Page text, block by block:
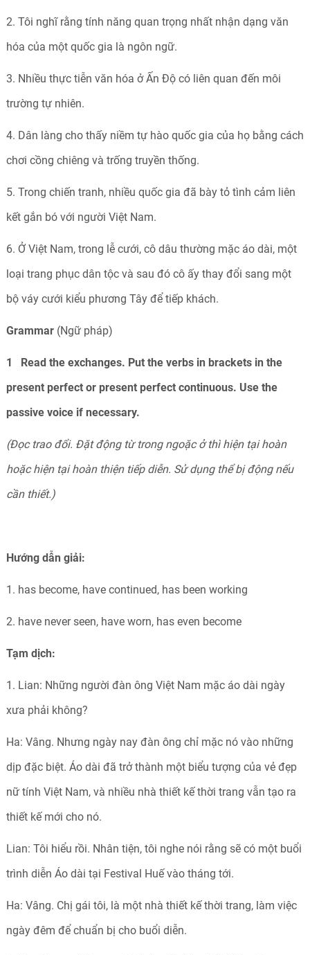
2. Tôi nghĩ rằng tính năng quan trọng nhất nhận dạng văn
hóa của một quốc gia là ngôn ngữ.
3. Nhiều thực tiễn văn hóa ở Ấn Độ có liên quan đến môi
trường tự nhiên.
4. Dân làng cho thấy niềm tự hào quốc gia của họ bằng cách
chơi cồng chiêng và trống truyền thống.
5. Trong chiến tranh, nhiều quốc gia đã bày tỏ tình cảm liên
kết gắn bó với người Việt Nam.
6. Ở Việt Nam, trong lễ cưới, cô dâu thường mặc áo dài, một
loại trang phục dân tộc và sau đó cô ấy thay đổi sang một
bộ váy cưới kiểu phương Tây để tiếp khách.
Grammar (Ngữ pháp)
1 Read the exchanges. Put the verbs in brackets in the
present perfect or present perfect continuous. Use the
passive voice if necessary.
(Đọc trao đổi. Đặt động từ trong ngoặc ở thì hiện tại hoàn
hoặc hiện tại hoàn thiện tiếp diễn. Sử dụng thể bị động nếu
cần thiết.)
Hướng dẫn giải:
1. has become, have continued, has been working
2. have never seen, have worn, has even become
Tạm dịch:
1. Lian: Những người đàn ông Việt Nam mặc áo dài ngày
xưa phải không?
Ha: Vâng. Nhưng ngày nay đàn ông chỉ mặc nó vào những
dịp đặc biệt. Áo dài đã trở thành một biểu tượng của vẻ đẹp
nữ tính Việt Nam, và nhiều nhà thiết kế thời trang vẫn tạo ra
thiết kế mới cho nó.
Lian: Tôi hiểu rồi. Nhân tiện, tôi nghe nói rằng sẽ có một buổi
trình diễn Áo dài tại Festival Huế vào tháng tới.
Ha: Vâng. Chị gái tôi, là một nhà thiết kế thời trang, làm việc
ngày đêm để chuẩn bị cho buổi diễn.